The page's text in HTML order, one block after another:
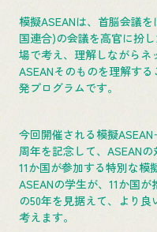
模擬ASEANは、首脳会議
国連合)の会議を高官に扮
場で考え、理解しながらネ
ASEANそのものを理解す
発プログラムです。
今回開催される模擬
周年を記念して、ASEAN
11か国が参加する特別な模
ASEANの学生が、11か国
の50年を見据えて、より
考えます。